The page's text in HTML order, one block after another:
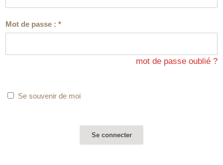
Mot de passe :*
mot de passe oublié ?
Se souvenir de moi